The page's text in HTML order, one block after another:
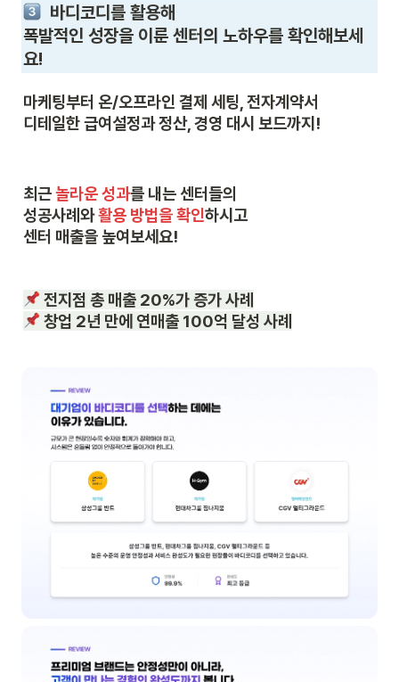
바디코디를 활용해
폭발적인 성장을 이룬 센터의 노하우를 확인해보세
요!
마케팅부터 온/오프라인 결제 세팅, 전자계약서
디테일한 급여설정과 정산, 경영 대시 보드까지!
최근 놀라운 성과를 내는 센터들의
성공사례와 활용 방법을 확인하시고
센터 매출을 높여보세요!
창업 2년 만에 연매출 100억 달성 사례